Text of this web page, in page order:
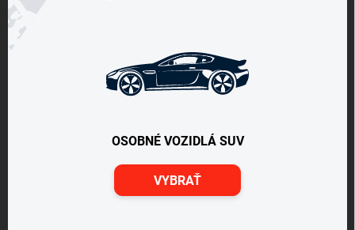
OSOBNÉ VOZIDLÁ SUV
VYBRAŤ